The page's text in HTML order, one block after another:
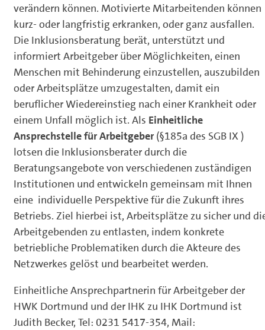
verändern können. Motivierte Mitarbeitenden können
kurz- oder langfristig erkranken, oder ganz ausfallen.
Die Inklusionsberatung berät, unterstützt und
informiert Arbeitgeber über Möglichkeiten, einen
Menschen mit Behinderung einzustellen, auszubilden
oder Arbeitsplätze umzugestalten, damit ein
beruflicher Wiedereinstieg nach einer Krankheit oder
einem Unfall möglich ist. Als Einheitliche
Ansprechstelle für Arbeitgeber (§185a des SGB IX )
lotsen die Inklusionsberater durch die
Beratungsangebote von verschiedenen zuständigen
Institutionen und entwickeln gemeinsam mit Ihnen
eine individuelle Perspektive für die Zukunft ihres
Betriebs. Ziel hierbei ist, Arbeitsplätze zu sicher und
Arbeitgebenden zu entlasten, indem konkrete
betriebliche Problematiken durch die Akteure des
Netzwerkes gelöst und bearbeitet werden.
Einheitliche Ansprechpartnerin für Arbeitgeber der
HWK Dortmund und der IHK zu IHK Dortmund ist
Judith Becker, Tel: 0231 5417-354, Mail: